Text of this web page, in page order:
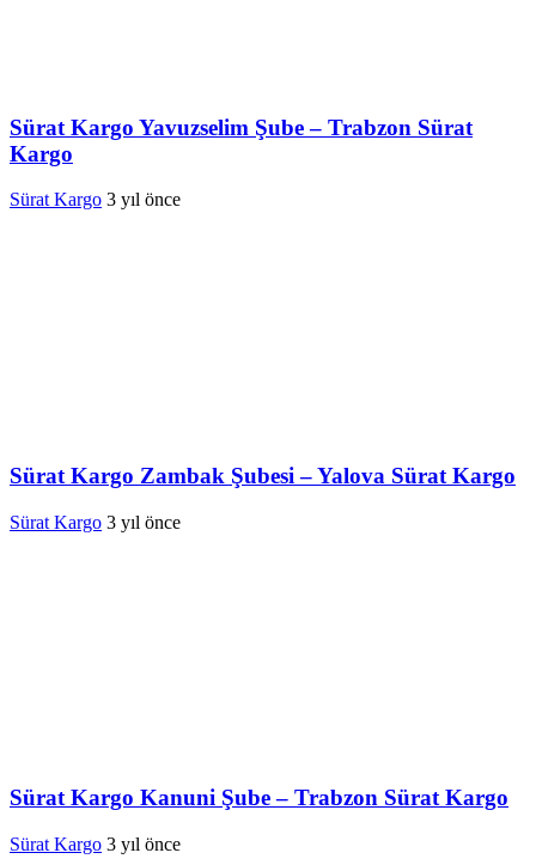
Sürat Kargo Yavuzselim Şube – Trabzon Sürat
Kargo
Sürat Kargo 3 yıl önce
Sürat Kargo Zambak Şubesi – Yalova Sürat Kargo
Sürat Kargo 3 yıl önce
Sürat Kargo Kanuni Şube – Trabzon Sürat Kargo
Sürat Kargo 3 yıl önce